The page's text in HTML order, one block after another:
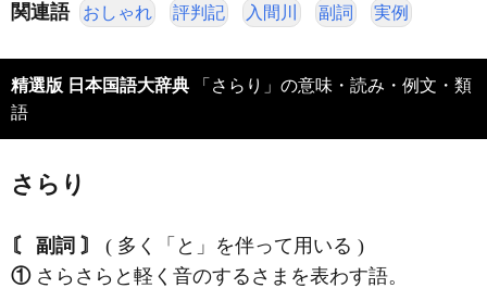
関連語 おしゃれ 評判記 入間川 副詞 実例
精選版 日本国語大辞典
語
さらり
〘 副詞 〙
( 多く「と」を伴って用いる )
①さらさらと軽く音のするさまを表わす語。